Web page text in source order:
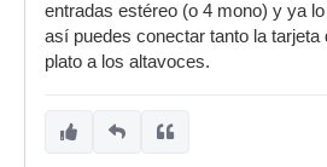
entradas estéreo (o 4 mono) y ya
así puedes conectar tanto la tarjeta
plato a los altavoces.